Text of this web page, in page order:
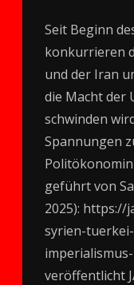
Seit Beginn
konkurrieren
und der Iran
die Macht der
schwinden
Spannungen
geführt von
2025): https://
syrien-
veröffentlicht